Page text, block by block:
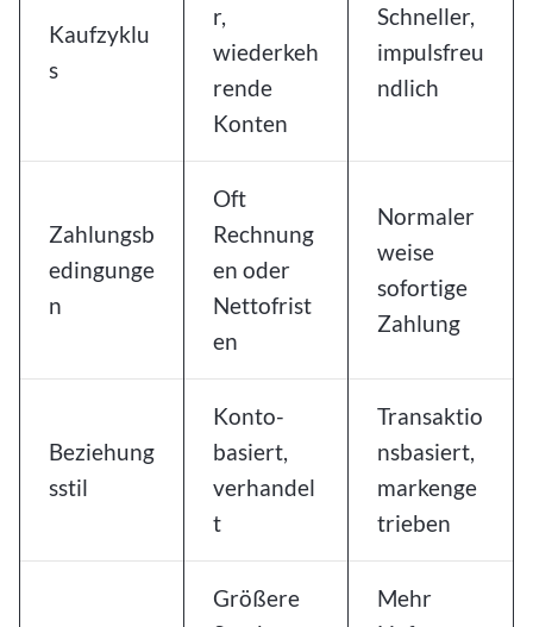
Kaufzyklu
s
r,
wiederkeh
rende
Konten
Schneller,
impulsfreu
ndlich
Zahlungsb
edingunge
n
Oft
Rechnung
en oder
Nettofrist
en
Normaler
weise
sofortige
Zahlung
Beziehung
sstil
Konto-
basiert,
verhandel
t
Transaktio
nsbasiert,
markenge
trieben
Größere
Mehr